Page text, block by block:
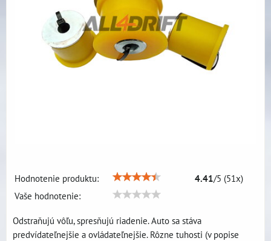
Hodnotenie produktu: 4.41/5 (51x)
Vaše hodnotenie:
Odstraňujú vôľu, spresňujú riadenie. Auto sa stáva
predvídateľnejšie a ovládateľnejšie. Rôzne tuhosti (v popise